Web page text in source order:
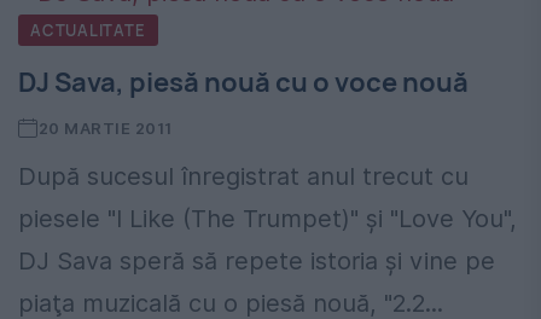
ACTUALITATE
DJ Sava, piesă nouă cu o voce nouă
20 MARTIE 2011
După sucesul înregistrat anul trecut cu
piesele "I Like (The Trumpet)" şi "Love You",
DJ Sava speră să repete istoria şi vine pe
piaţa muzicală cu o piesă nouă, "2.2...